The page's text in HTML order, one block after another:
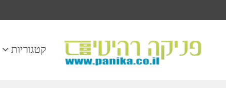
קטגוריות